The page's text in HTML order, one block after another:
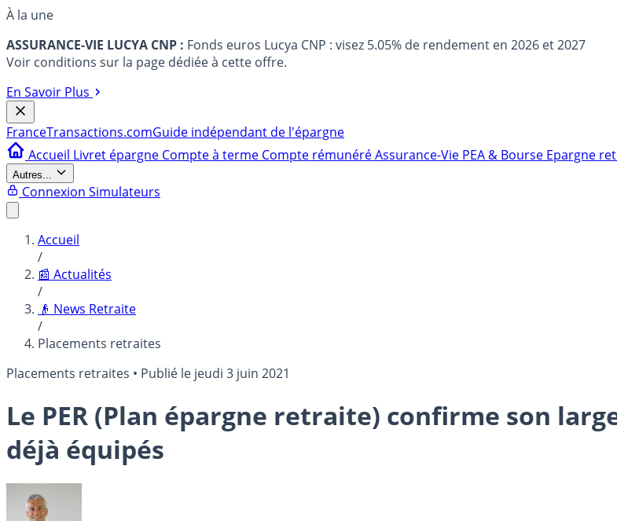
À la une
ASSURANCE-VIE LUCYA CNP : Fonds euros Lucya CNP : visez 5.05% de rendement en 2026 et 2027
Voir conditions sur la page dédiée à cette offre.
En Savoir Plus
FranceTransactions.comGuide indépendant de l'épargne
Accueil Livret épargne Compte à terme Compte rémunéréAssurance-Vie PEA & Bourse Epargne
Autres...
Connexion Simulateurs
Accueil
/
📰 Actualités
/
👴 News Retraite
/
Placements retraites
Placements retraites • Publié le jeudi 3 juin 2021
Le PER (Plan épargne retraite) confirme son
déjà équipés